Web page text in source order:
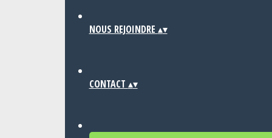
NOUS REJOINDRE ▴▾
CONTACT ▴▾